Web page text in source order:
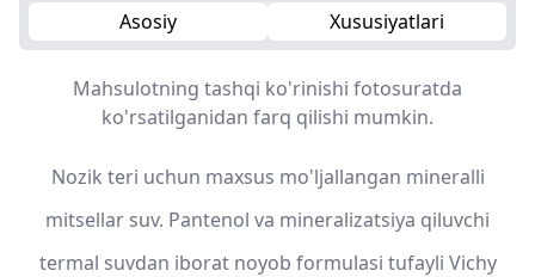
Asosiy Xususiyatlari
Mahsulotning tashqi ko'rinishi fotosuratda
ko'rsatilganidan farq qilishi mumkin.
Nozik teri uchun maxsus mo'ljallangan mineralli
mitsellar suv. Pantenol va mineralizatsiya qiluvchi
termal suvdan iborat noyob formulasi tufayli Vichy